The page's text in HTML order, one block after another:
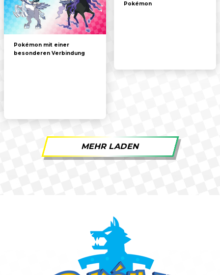
Pokémon
Pokémon mit einer
besonderen Verbindung
MEHR LADEN